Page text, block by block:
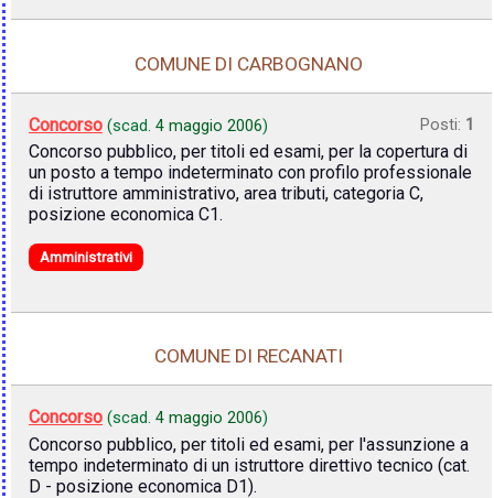
COMUNE DI CARBOGNANO
Concorso (scad. 4 maggio 2006) Posti: 1
Concorso pubblico, per titoli ed esami, per la copertura di
un posto a tempo indeterminato con profilo professionale
di istruttore amministrativo, area tributi, categoria C,
posizione economica C1.
Amministrativi
COMUNE DI RECANATI
Concorso (scad. 4 maggio 2006)
Concorso pubblico, per titoli ed esami, per l'assunzione a
tempo indeterminato di un istruttore direttivo tecnico (cat.
D - posizione economica D1).